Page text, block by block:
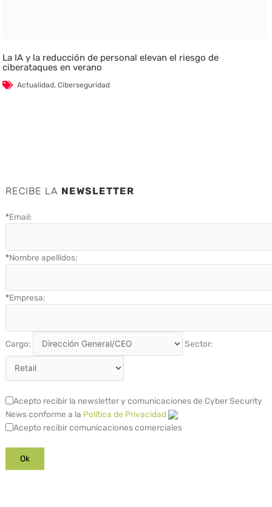
La IA y la reducción de personal elevan el riesgo de
ciberataques en verano
Actualidad,Ciberseguridad
RECIBE LA NEWSLETTER
*Email:
*Nombre apellidos:
*Empresa:
Cargo: Sector:
Acepto recibir la newsletter y comunicaciones de Cyber Security
News conforme a la Política de Privacidad
Acepto recibir comunicaciones comerciales